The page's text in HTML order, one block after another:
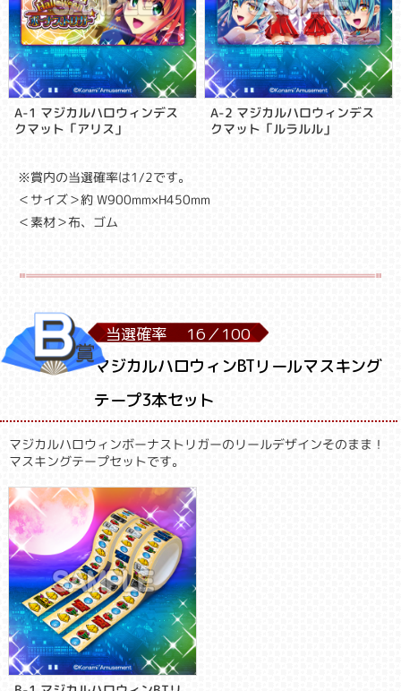
A-1 マジカルハロウィンデス
クマット「アリス」
A-2 マジカルハロウィンデス
クマット「ルラルル」
※賞内の当選確率は1/2です。
＜サイズ＞約 W900mm×H450mm
＜素材＞布、ゴム
当選確率 16／100
マジカルハロウィンBTリールマスキング
テープ3本セット
マジカルハロウィンボーナストリガーのリールデザインそのまま！
マスキングテープセットです。